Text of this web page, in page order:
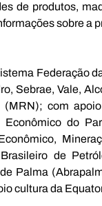
de produtos,
sobre a
Federação
Sebrae, Vale,
com
Econômico do
de
Palma
cultura da